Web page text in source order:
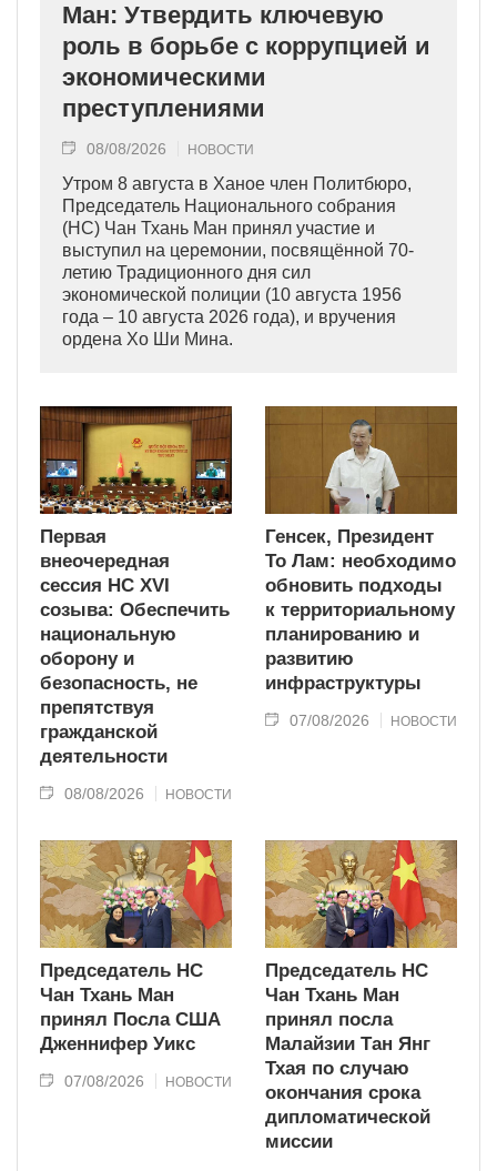
Ман: Утвердить ключевую
роль в борьбе с коррупцией и
экономическими
преступлениями
08/08/2026 НОВОСТИ
Утром 8 августа в Ханое член Политбюро,
Председатель Национального собрания
(НС) Чан Тхань Ман принял участие и
выступил на церемонии, посвящённой 70-
летию Традиционного дня сил
экономической полиции (10 августа 1956
года – 10 августа 2026 года), и вручения
ордена Хо Ши Мина.
Первая
внеочередная
сессия НС XVI
созыва: Обеспечить
национальную
оборону и
безопасность, не
препятствуя
гражданской
деятельности
08/08/2026 НОВОСТИ
Генсек, Президент
То Лам: необходимо
обновить подходы
к территориальному
планированию и
развитию
инфраструктуры
07/08/2026 НОВОСТИ
Председатель НС
Чан Тхань Ман
принял Посла США
Дженнифер Уикс
07/08/2026 НОВОСТИ
Председатель НС
Чан Тхань Ман
принял посла
Малайзии Тан Янг
Тхая по случаю
окончания срока
дипломатической
миссии